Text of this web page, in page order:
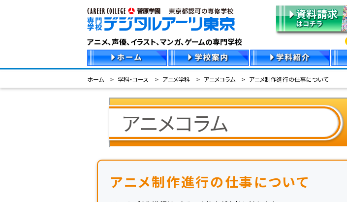
アニメ、声優、イラスト、マンガ、ゲームの専門学校
ホーム 学科・コース アニメ学科 アニメコラム アニメ制作進行の仕事について
アニメコラム
アニメ制作進行の仕事について